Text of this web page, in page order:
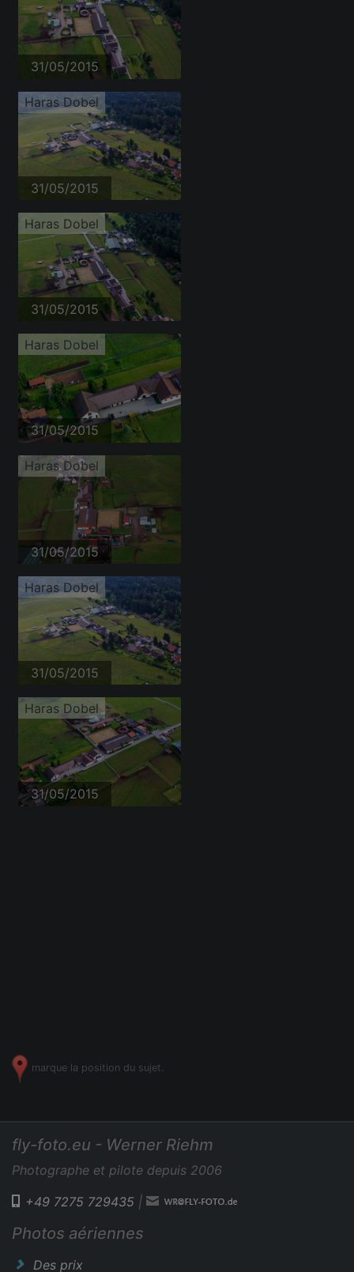
31/05/2015
Haras Dobel
31/05/2015
Haras Dobel
31/05/2015
Haras Dobel
31/05/2015
Haras Dobel
31/05/2015
Haras Dobel
31/05/2015
Haras Dobel
31/05/2015
marque la position du sujet.
fly-foto.eu - Werner Riehm
Photographe et pilote depuis 2006
+49 7275 729435 |
Photos aériennes
Des prix